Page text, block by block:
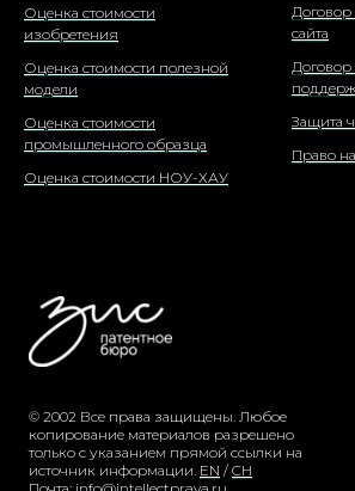
Оценка стоимости
изобретения
Оценка стоимости полезной
модели
Оценка стоимости
промышленного образца
Оценка стоимости НОУ-ХАУ
сайта
Договор
Защита
Право
© 2002 Все права защищены. Любое
копирование материалов разрешено
только с указанием прямой ссылки на
источник информации. EN / CH